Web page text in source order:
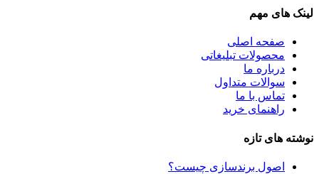
لینک های مهم
صفحه اصلی
محصولات تبلیغاتی
درباره ما
سوالات متداول
تماس با ما
راهنمای خرید
نوشته های تازه
اصول برندسازی چیست؟